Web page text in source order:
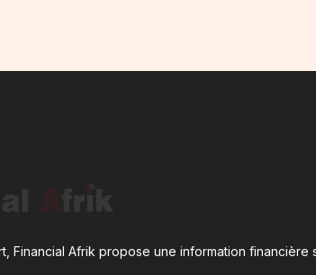
Financial Afrik propose une information